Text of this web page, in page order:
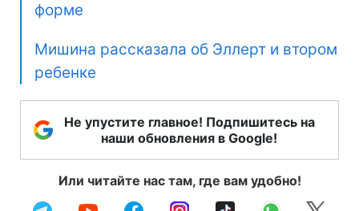
форме
Мишина рассказала об Эллерт и втором
ребенке
Не упустите главное! Подпишитесь на
наши обновления в Google!
Или читайте нас там, где вам удобно!